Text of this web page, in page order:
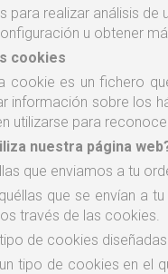
para realizar análisis
u obtener
cookies
cookie es un fichero
información sobre los
utilizarse para
nuestra página
que enviamos a tu
que se envían a
través de las cookies.
de cookies
tipo de cookies en el